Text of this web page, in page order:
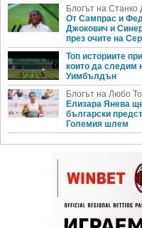
Блогът на Станко
От Сампрас и
Джокович и
през очите на
Топ историите
които да следим
Уимбълдън
Блогът на Любо
Елизара Янева
български
Големия шлем